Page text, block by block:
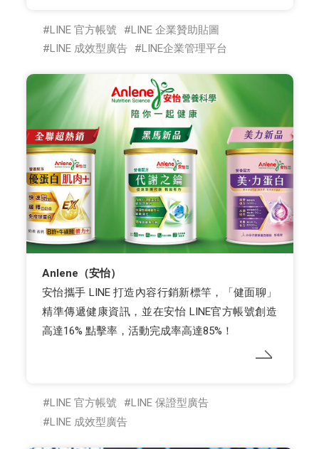
LINE 官方帳號
LINE 企業贊助貼圖
LINE 成效型廣告
LINE企業管理平台
Anlene（安怡）
安怡攜手 LINE 打造內容行銷新標竿，「健面聊」
精準傳遞健康資訊，並在安怡 LINE官方帳號創造
高達16% 點擊率，活動完成率高達85%！
LINE 官方帳號
LINE 保證型廣告
LINE 成效型廣告